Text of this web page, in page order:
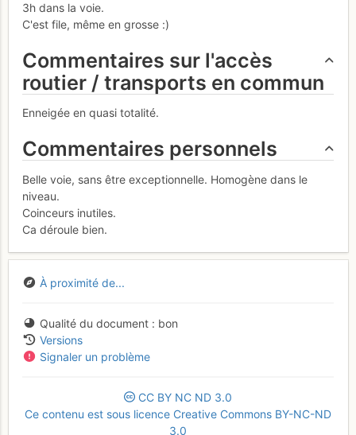
3h dans la voie.
C'est file, même en grosse :)
Commentaires sur l'accès
routier / transports en commun
Enneigée en quasi totalité.
Commentaires personnels
Belle voie, sans être exceptionnelle. Homogène dans le
niveau.
Coinceurs inutiles.
Ca déroule bien.
À proximité de...
Qualité du document
bon
Versions
Signaler un problème
CC BY NC ND 3.0
Ce contenu est sous licence Creative Commons BY-NC-ND
3.0